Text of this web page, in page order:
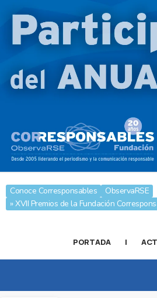
Conoce Corresponsables
ObservaRSE
» XVII Premios de la Fundación
PORTADA |